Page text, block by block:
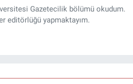
Gazetecilik bölümü okudum.
editörlüğü yapmaktayım.